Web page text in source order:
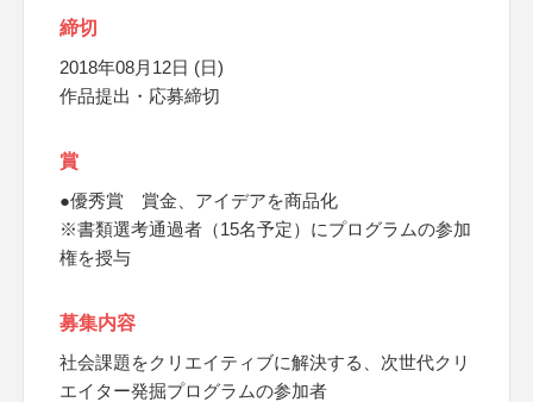
締切
2018年08月12日 (日)
作品提出・応募締切
賞
●優秀賞 賞金、アイデアを商品化
※書類選考通過者（15名予定）にプログラムの参加
権を授与
募集内容
社会課題をクリエイティブに解決する、次世代クリ
エイター発掘プログラムの参加者